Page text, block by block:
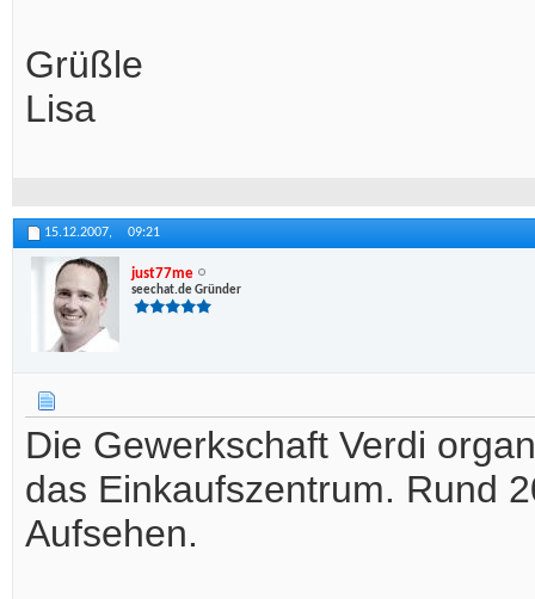
Grüßle
Lisa
15.12.2007, 09:21
just77me
seechat.de Gründer
Die Gewerkschaft Verdi
das Einkaufszentrum. Rund
Aufsehen.